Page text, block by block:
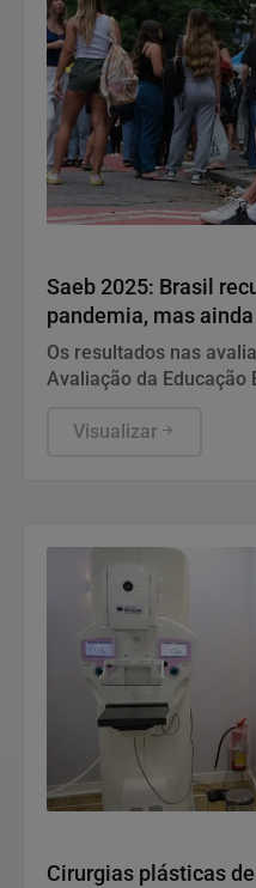
Saeb 2025: Brasil
pandemia, mas
Os resultados nas
Avaliação da Educação
Educação (MEC), em
Visualizar
Cirurgias plásticas